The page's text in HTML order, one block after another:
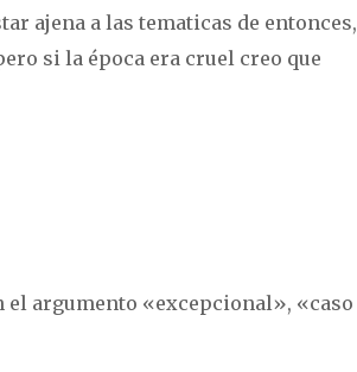
ajena a las tematicas de entonces,
si la época era cruel creo que
el argumento «excepcional», «caso